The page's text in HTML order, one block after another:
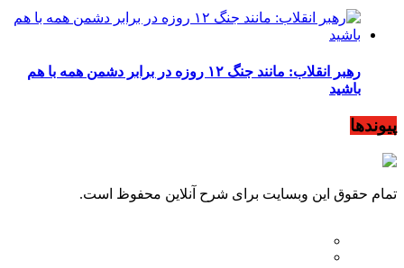
رهبر انقلاب: مانند جنگ ۱۲ روزه در برابر دشمن همه با هم
باشید
پیوندها
تمام حقوق این وبسایت برای شرح آنلاین محفوظ است.